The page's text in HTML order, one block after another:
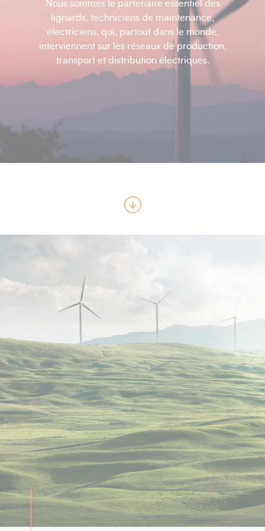
Nous sommes le partenaire essentiel des
lignards, techniciens de maintenance,
électriciens, qui, partout dans le monde,
interviennent sur les réseaux de production,
transport et distribution électriques.